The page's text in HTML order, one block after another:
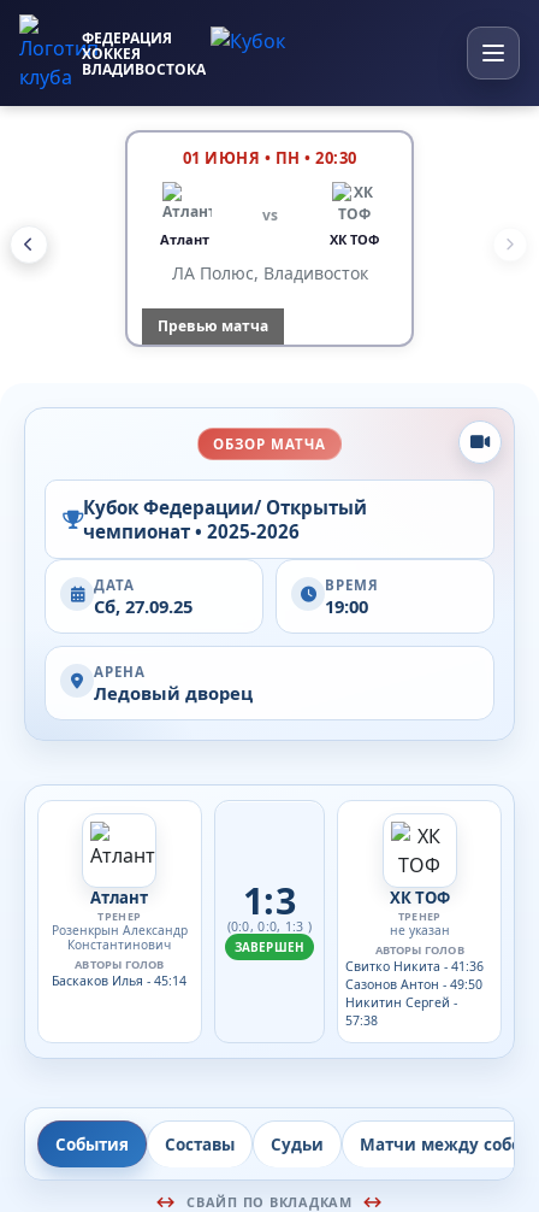
ФЕДЕРАЦИЯ
ХОККЕЯ
ВЛАДИВОСТОКА
01 ИЮНЯ • ПН • 20:30
Атлант
vs
ХК ТОФ
ЛА Полюс, Владивосток
Превью матча
ОБЗОР МАТЧА
Кубок Федерации/ Открытый
чемпионат • 2025-2026
ДАТА
Сб, 27.09.25
ВРЕМЯ
19:00
АРЕНА
Ледовый дворец
Атлант
ТРЕНЕР
Розенкрын Александр
Константинович
АВТОРЫ ГОЛОВ
Баскаков Илья - 45:14
1:3
(0:0, 0:0, 1:3 )
ЗАВЕРШЕН
ХК ТОФ
ТРЕНЕР
не указан
АВТОРЫ ГОЛОВ
Свитко Никита - 41:36
Сазонов Антон - 49:50
Никитин Сергей -
57:38
События Составы Судьи Матчи между собой
СВАЙП ПО ВКЛАДКАМ